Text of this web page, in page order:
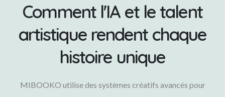
Comment l'IA et le talent
artistique rendent chaque
histoire unique
MIBOOKO utilise des systèmes créatifs avancés pour